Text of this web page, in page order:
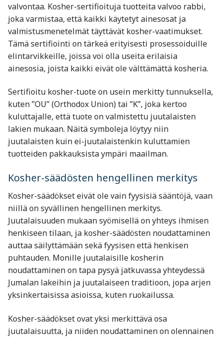
valvontaa. Kosher-sertifioituja tuotteita valvoo rabbi,
joka varmistaa, että kaikki käytetyt ainesosat ja
valmistusmenetelmät täyttävät kosher-vaatimukset.
Tämä sertifiointi on tärkeä erityisesti prosessoiduille
elintarvikkeille, joissa voi olla useita erilaisia
ainesosia, joista kaikki eivät ole välttämättä kosheria.
Sertifioitu kosher-tuote on usein merkitty tunnuksella,
kuten ”OU” (Orthodox Union) tai ”K”, joka kertoo
kuluttajalle, että tuote on valmistettu juutalaisten
lakien mukaan. Näitä symboleja löytyy niin
juutalaisten kuin ei-juutalaistenkin kuluttamien
tuotteiden pakkauksista ympäri maailman.
Kosher-säädösten hengellinen merkitys
Kosher-säädökset eivät ole vain fyysisiä sääntöjä, vaan
niillä on syvällinen hengellinen merkitys.
Juutalaisuuden mukaan syömisellä on yhteys ihmisen
henkiseen tilaan, ja kosher-säädösten noudattaminen
auttaa säilyttämään sekä fyysisen että henkisen
puhtauden. Monille juutalaisille kosherin
noudattaminen on tapa pysyä jatkuvassa yhteydessä
Jumalan lakeihin ja juutalaiseen traditioon, jopa arjen
yksinkertaisissa asioissa, kuten ruokailussa.
Kosher-säädökset ovat yksi merkittävä osa
juutalaisuutta, ja niiden noudattaminen on olennainen